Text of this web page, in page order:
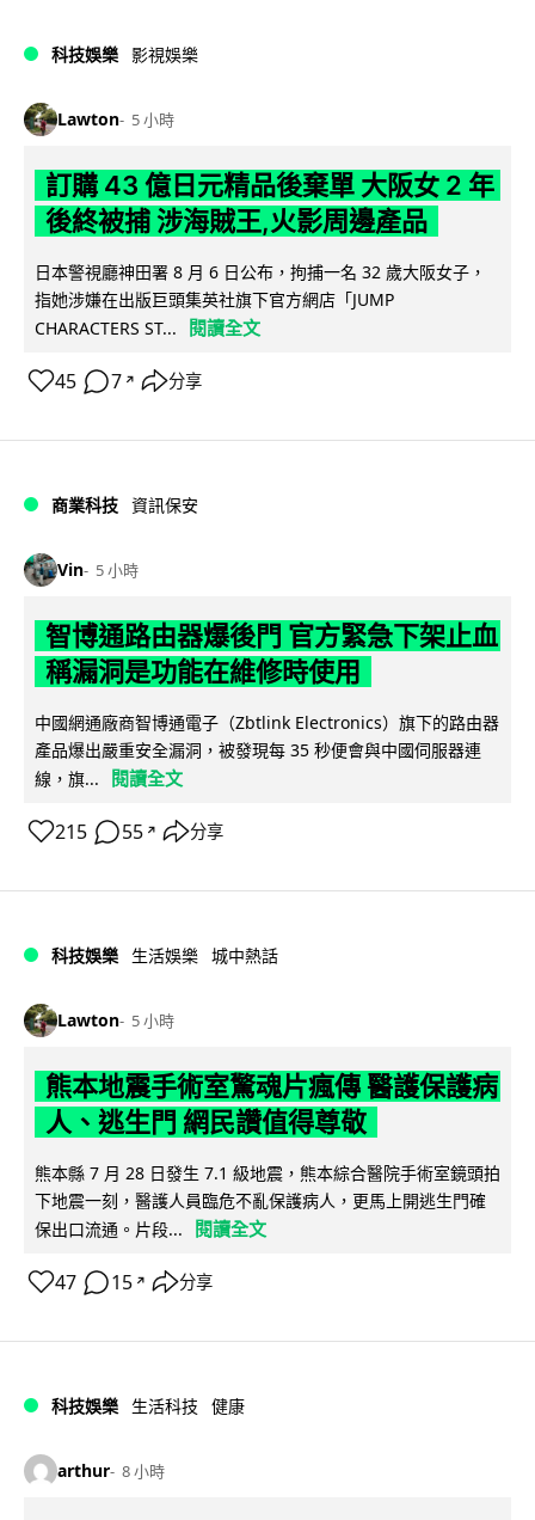
科技娛樂 影視娛樂
Lawton 5 小時
訂購 43 億日元精品後棄單 大阪女 2 年
後終被捕 涉海賊王,火影周邊產品
日本警視廳神田署 8 月 6 日公布，拘捕一名 32 歲大阪女子，
指她涉嫌在出版巨頭集英社旗下官方網店「JUMP
CHARACTERS ST...
閱讀全文
45 7 ↗ 分享
商業科技 資訊保安
Vin 5 小時
智博通路由器爆後門 官方緊急下架止血
稱漏洞是功能在維修時使用
中國網通廠商智博通電子（Zbtlink Electronics）旗下的路由器
產品爆出嚴重安全漏洞，被發現每 35 秒便會與中國伺服器連
線，旗...
閱讀全文
215 55 ↗ 分享
科技娛樂 生活娛樂 城中熱話
Lawton 5 小時
熊本地震手術室驚魂片瘋傳 醫護保護病
人、逃生門 網民讚值得尊敬
熊本縣 7 月 28 日發生 7.1 級地震，熊本綜合醫院手術室鏡頭拍
下地震一刻，醫護人員臨危不亂保護病人，更馬上開逃生門確
保出口流通。片段...
閱讀全文
47 15 ↗ 分享
科技娛樂 生活科技 健康
arthur 8 小時